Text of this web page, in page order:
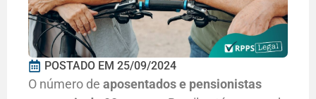
POSTADO EM 25/09/2024
O número de aposentados e pensionistas